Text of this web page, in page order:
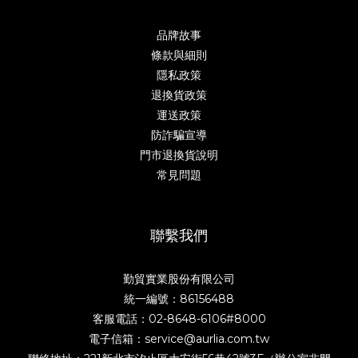
品牌故事
條款與細則
隱私政策
退換貨政策
運送政策
防詐騙宣導
門市退換貨說明
常見問題
聯繫我們
勤貿實業股份有限公司
統一編號：86156488
客服電話：02-8648-6106#8000
電子信箱：service@aurlia.com.tw